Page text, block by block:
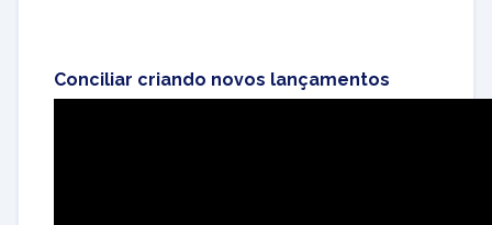
Conciliar criando novos lançamentos